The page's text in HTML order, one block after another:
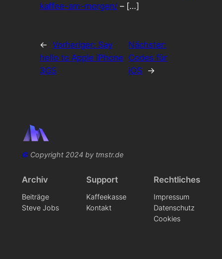
kaffee-am-morgen/– […]
← Vorheriger: Say
hello to Apple iPhone
3GS
Nächster:
Codes für
iOS
→
©Copyright 2024 by tmstr.de
Archiv
Beiträge
Steve Jobs
Support
Kaffeekasse
Kontakt
Rechtliches
Impressum
Datenschutz
Cookies